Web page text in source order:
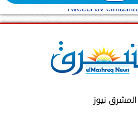
Tweets by
المشرق نيوز